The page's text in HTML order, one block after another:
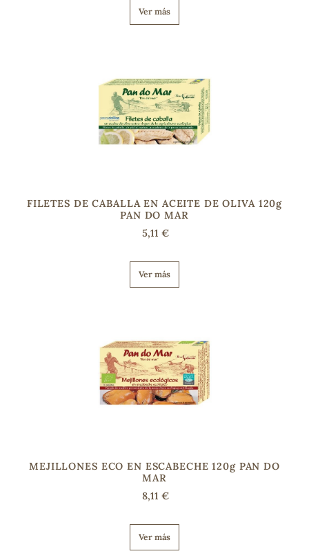
Ver más
FILETES DE CABALLA EN ACEITE DE OLIVA 120g
PAN DO MAR
5,11 €
Ver más
MEJILLONES ECO EN ESCABECHE 120g PAN DO
MAR
8,11 €
Ver más